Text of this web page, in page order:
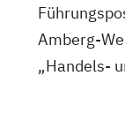
Amberg-
„Handels-